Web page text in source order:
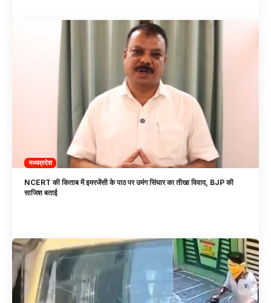
मध्यप्रदेश
NCERT की किताब में इमरजेंसी के पाठ पर उमंग सिंघार का तीखा विवाद, BJP की
साजिश बताई